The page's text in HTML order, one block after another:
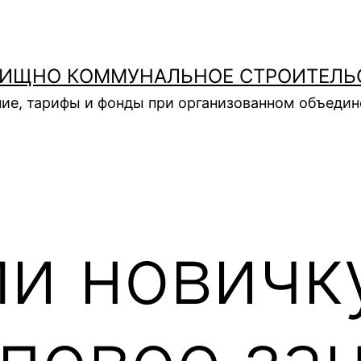
КОММУНАЛЬНОЕ
тарифы и фонды при организованном